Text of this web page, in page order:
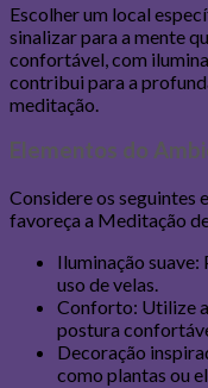
Escolher um local
sinalizar para a mente
confortável, com
contribui para a
meditação.
Elementos do
Considere os seguintes
favoreça a Meditação
Iluminação
uso de velas.
Conforto: Utilize
postura
Decoração
como plantas ou